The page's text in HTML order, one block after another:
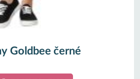
Goldbee černé